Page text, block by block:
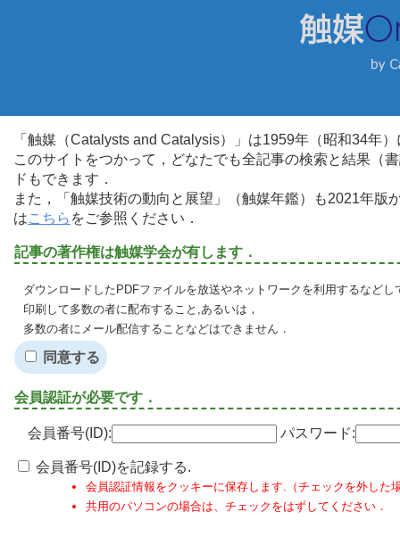
「触媒（Catalysts and Catalysis）」は1959年（昭和34年
このサイトをつかって，どなたでも全記事の検索と結果（
ドもできます．
また，「触媒技術の動向と展望」（触媒年鑑）も2021年
はこちら をご参照ください．
記事の著作権は触媒学会が有します．
ダウンロードしたPDFファイルを放送やネットワークを利用するなど
印刷して多数の者に配布すること,あるいは，
多数の者にメール配信することなどはできません．
同意する
会員認証が必要です．
会員番号(ID): パスワード:
会員番号(ID)を記録する.
会員認証情報をクッキーに保存します.（チェックを外した
共用のパソコンの場合は、チェックをはずしてください．